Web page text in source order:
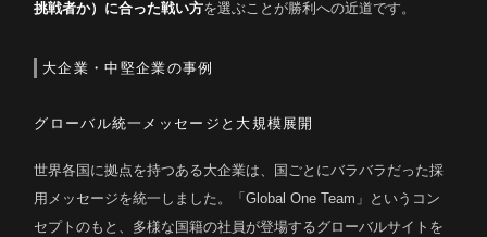
挑戦者か）に合った戦い方を選ぶことが勝利への近道です。
大企業・中堅企業の事例
グローバル統一メッセージと大規模展開
世界各国に拠点を持つある大企業は、国ごとにバラバラだった採
用メッセージを統一しました。「Global One Team」というコン
セプトのもと、多様な国籍の社員が登場するグローバルサイトを